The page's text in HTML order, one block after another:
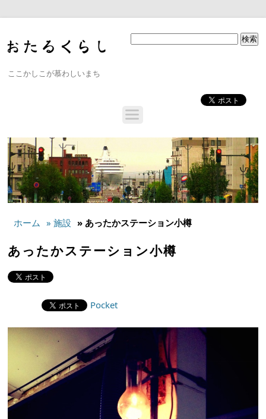
ここかしこが慕わしいまち
ホーム » 施設 » あったかステーション小樽
あったかステーション小樽
Pocket